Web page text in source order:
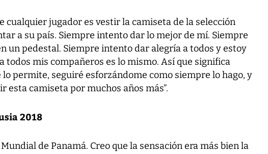
cualquier jugador es vestir la camiseta de la selección
a su país. Siempre intento dar lo mejor de mí. Siempre
un pedestal. Siempre intento dar alegría a todos y estoy
todos mis compañeros es lo mismo. Así que significa
lo permite, seguiré esforzándome como siempre lo hago, y
esta camiseta por muchos años más”.
2018
de Panamá. Creo que la sensación era más bien la